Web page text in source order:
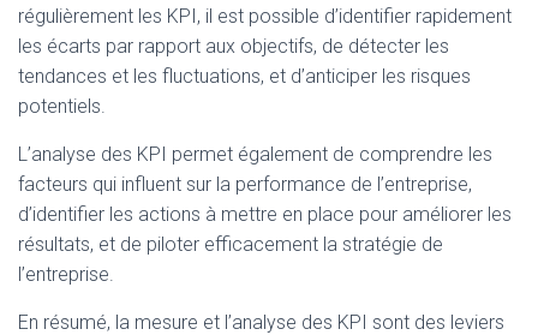
régulièrement les KPI, il est possible d’identifier rapidement
les écarts par rapport aux objectifs, de détecter les
tendances et les fluctuations, et d’anticiper les risques
potentiels.
L’analyse des KPI permet également de comprendre les
facteurs qui influent sur la performance de l’entreprise,
d’identifier les actions à mettre en place pour améliorer les
résultats, et de piloter efficacement la stratégie de
l’entreprise.
En résumé, la mesure et l’analyse des KPI sont des leviers